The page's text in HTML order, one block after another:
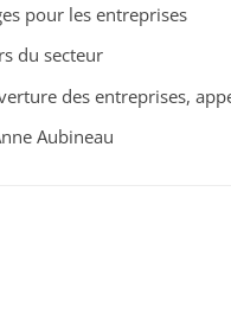
pour les entreprises
du secteur
des entreprises,
Aubineau